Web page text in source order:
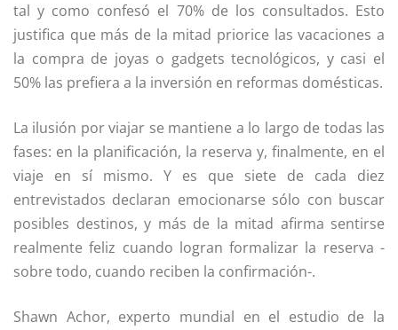
tal y como confesó el 70% de los consultados. Esto
justifica que más de la mitad priorice las vacaciones a
la compra de joyas o gadgets tecnológicos, y casi el
50% las prefiera a la inversión en reformas domésticas.
La ilusión por viajar se mantiene a lo largo de todas las
fases: en la planificación, la reserva y, finalmente, en el
viaje en sí mismo. Y es que siete de cada diez
entrevistados declaran emocionarse sólo con buscar
posibles destinos, y más de la mitad afirma sentirse
realmente feliz cuando logran formalizar la reserva -
sobre todo, cuando reciben la confirmación-.
Shawn Achor, experto mundial en el estudio de la